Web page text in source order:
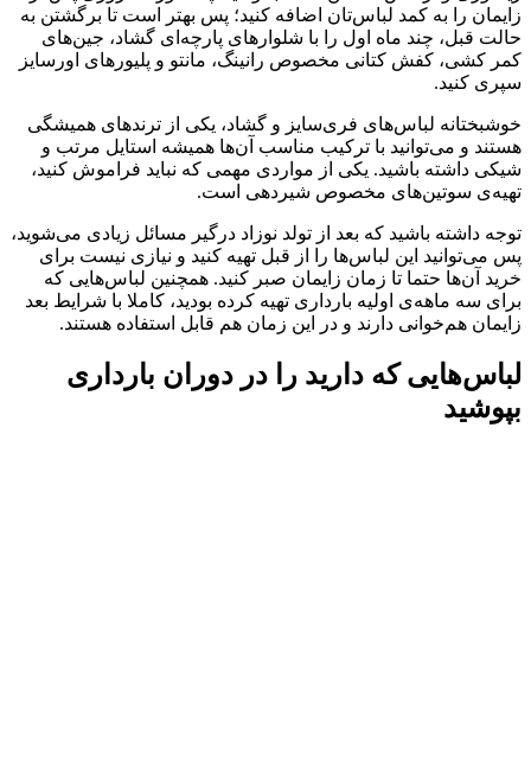
زایمان را به کمد لباس‌تان اضافه کنید؛ پس بهتر است تا برگشتن به
حالت قبل، چند ماه اول را با شلوارهای پارچه‌ای گشاد، جین‌های
کمر کشی، کفش کتانی مخصوص رانینگ، مانتو و پلیورهای اورسایز
سپری کنید.
خوشبختانه لباس‌های فری‌سایز و گشاد، یکی از ترندهای همیشگی
هستند و می‌توانید با ترکیب مناسب آن‌ها همیشه استایل مرتب و
شیکی داشته باشید. یکی از مواردی مهمی که نباید فراموش کنید،
تهیه‌ی سوتین‌های مخصوص شیردهی است.
توجه داشته باشید که بعد از تولد نوزاد درگیر مسائل زیادی می‌شوید،
پس می‌توانید این لباس‌ها را از قبل تهیه کنید و نیازی نیست برای
خرید آن‌ها حتما تا زمان زایمان صبر کنید. همچنین لباس‌هایی که
برای سه ماهه‌ی اولیه بارداری تهیه کرده بودید، کاملا با شرایط بعد
زایمان هم‌خوانی دارند و در این زمان هم قابل استفاده هستند.
لباس‌هایی که دارید را در دوران بارداری
بپوشید